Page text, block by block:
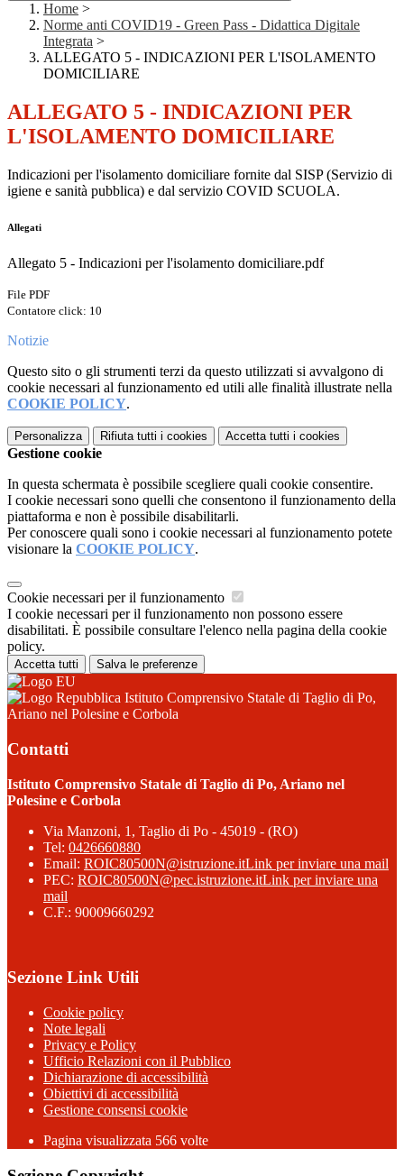
Home >
Norme anti COVID19 - Green Pass - Didattica Digitale
Integrata >
ALLEGATO 5 - INDICAZIONI PER L'ISOLAMENTO
DOMICILIARE
ALLEGATO 5 - INDICAZIONI PER
L'ISOLAMENTO DOMICILIARE
Indicazioni per l'isolamento domiciliare fornite dal SISP (Servizio di
igiene e sanità pubblica) e dal servizio COVID SCUOLA.
Allegati
Allegato 5 - Indicazioni per l'isolamento domiciliare.pdf
File PDF
Contatore click: 10
Notizie
Questo sito o gli strumenti terzi da questo utilizzati si avvalgono di
cookie necessari al funzionamento ed utili alle finalità illustrate nella
COOKIE POLICY.
Personalizza Rifiuta tutti i cookies Accetta tutti i cookies
Gestione cookie
In questa schermata è possibile scegliere quali cookie consentire.
I cookie necessari sono quelli che consentono il funzionamento della
piattaforma e non è possibile disabilitarli.
Per conoscere quali sono i cookie necessari al funzionamento potete
visionare la COOKIE POLICY.
Cookie necessari per il funzionamento
I cookie necessari per il funzionamento non possono essere
disabilitati. È possibile consultare l'elenco nella pagina della cookie
policy.
Accetta tutti Salva le preferenze
Istituto Comprensivo Statale di Taglio di Po,
Ariano nel Polesine e Corbola
Contatti
Istituto Comprensivo Statale di Taglio di Po, Ariano nel
Polesine e Corbola
Via Manzoni, 1, Taglio di Po - 45019 - (RO)
Tel: 0426660880
Email: ROIC80500N@istruzione.itLink per inviare una mail
PEC: ROIC80500N@pec.istruzione.itLink per inviare una
mail
C.F.: 90009660292
Sezione Link Utili
Cookie policy
Note legali
Privacy e Policy
Ufficio Relazioni con il Pubblico
Dichiarazione di accessibilità
Obiettivi di accessibilità
Gestione consensi cookie
Pagina visualizzata 566 volte